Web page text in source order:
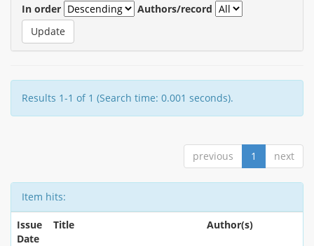
In order
Authors/record
Results 1-1 of 1 (Search time: 0.001 seconds).
previous 1 next
Item hits:
Issue
Date
Title Author(s)